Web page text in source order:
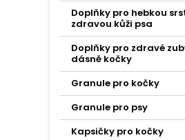
Doplňky pro hebkou
zdravou kůži psa
Doplňky pro zdravé
dásně kočky
Granule pro kočky
Granule pro psy
Kapsičky pro kočky